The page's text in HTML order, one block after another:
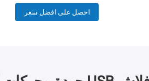
احصل على افضل سعر